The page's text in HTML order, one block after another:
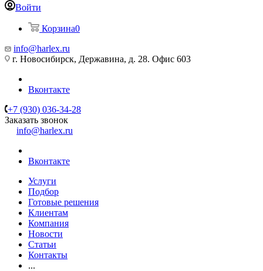
Войти
Корзина0
info@harlex.ru
г. Новосибирск, Державина, д. 28. Офис 603
Вконтакте
+7 (930) 036-34-28
Заказать звонок
info@harlex.ru
Вконтакте
Услуги
Подбор
Готовые решения
Клиентам
Компания
Новости
Статьи
Контакты
...